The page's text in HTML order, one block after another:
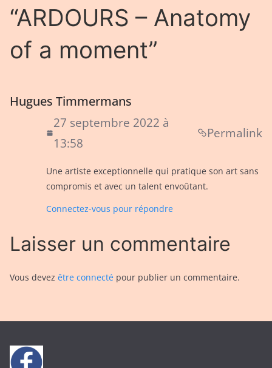
“ARDOURS – Anatomy
of a moment”
Hugues Timmermans
27 septembre 2022 à
13:58
Permalink
Une artiste exceptionnelle qui pratique son art sans
compromis et avec un talent envoûtant.
Connectez-vous pour répondre
Laisser un commentaire
Vous devez être connecté pour publier un commentaire.